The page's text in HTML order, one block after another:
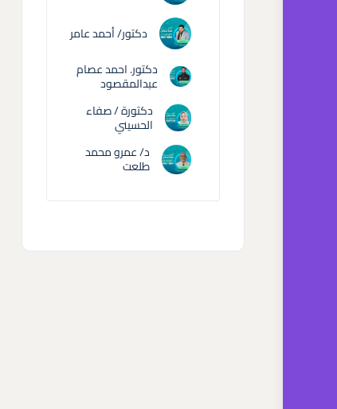
دكتور/ أحمد عامر
دكتور. احمد عصام
عبدالمقصود
دكتورة / صفاء
الحسيني
د/ عمرو محمد
طلعت